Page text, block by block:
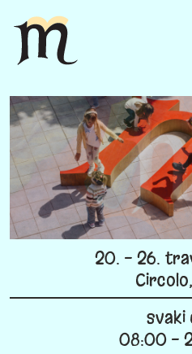
20. - 26.
svaki
08:00 -